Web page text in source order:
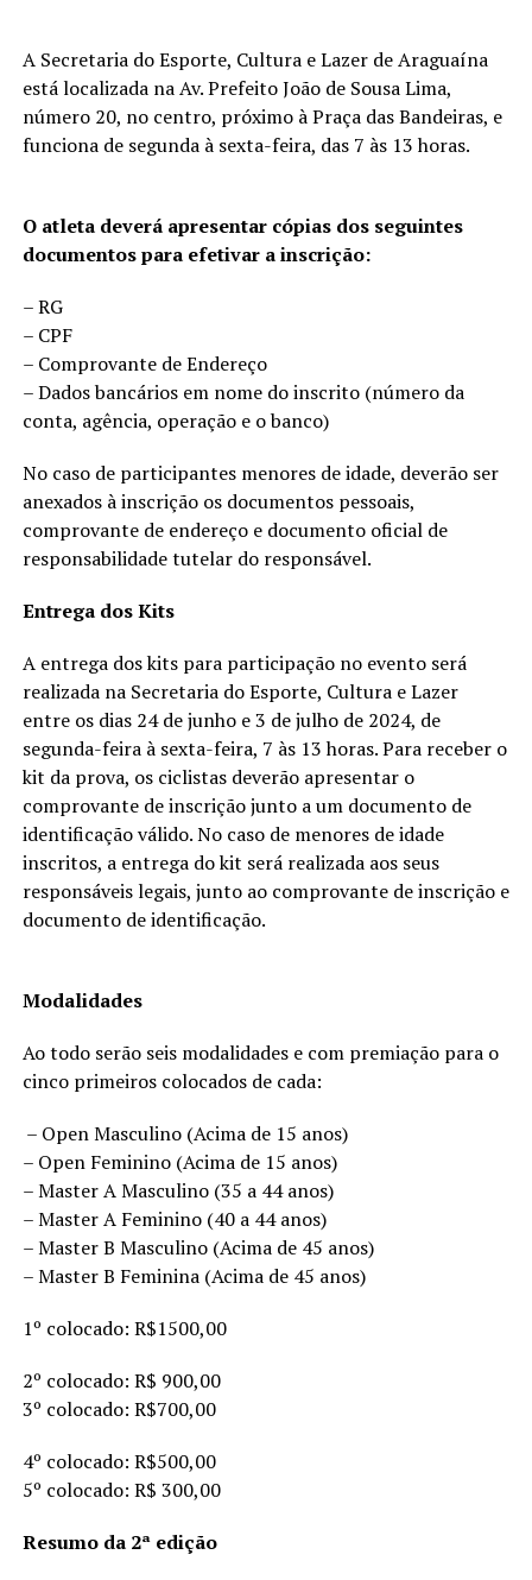
A Secretaria do Esporte, Cultura e Lazer de Araguaína
está localizada na Av. Prefeito João de Sousa Lima,
número 20, no centro, próximo à Praça das Bandeiras, e
funciona de segunda à sexta-feira, das 7 às 13 horas.
O atleta deverá apresentar cópias dos seguintes
documentos para efetivar a inscrição:
– RG
– CPF
– Comprovante de Endereço
– Dados bancários em nome do inscrito (número da
conta, agência, operação e o banco)
No caso de participantes menores de idade, deverão ser
anexados à inscrição os documentos pessoais,
comprovante de endereço e documento oficial de
responsabilidade tutelar do responsável.
Entrega dos Kits
A entrega dos kits para participação no evento será
realizada na Secretaria do Esporte, Cultura e Lazer
entre os dias 24 de junho e 3 de julho de 2024, de
segunda-feira à sexta-feira, 7 às 13 horas. Para receber o
kit da prova, os ciclistas deverão apresentar o
comprovante de inscrição junto a um documento de
identificação válido. No caso de menores de idade
inscritos, a entrega do kit será realizada aos seus
responsáveis legais, junto ao comprovante de inscrição e
documento de identificação.
Modalidades
Ao todo serão seis modalidades e com premiação para o
cinco primeiros colocados de cada:
– Open Masculino (Acima de 15 anos)
– Open Feminino (Acima de 15 anos)
– Master A Masculino (35 a 44 anos)
– Master A Feminino (40 a 44 anos)
– Master B Masculino (Acima de 45 anos)
– Master B Feminina (Acima de 45 anos)
1º colocado: R$1500,00
2º colocado: R$ 900,00
3º colocado: R$700,00
4º colocado: R$500,00
5º colocado: R$ 300,00
Resumo da 2ª edição